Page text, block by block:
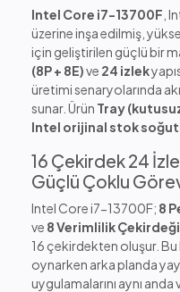
Intel Core i7-13700F ,
üzerine inşa edilmiş,
için geliştirilen güçlü bir
(8P + 8E)ve 24 izlek
üretimi senaryolarında
sunar. Ürün Tray
Intel orijinal stok
16 Çekirdek 24
Güçlü Çoklu
Intel Core i7-13700F; 8
ve 8 Verimlilik
16 çekirdekten oluşur.
oynarken arka planda
uygulamalarını aynı